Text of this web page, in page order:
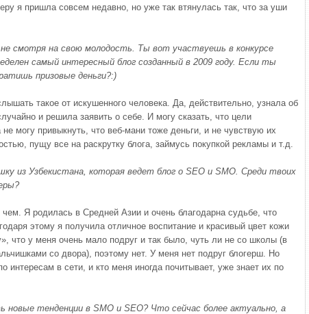
я пришла совсем недавно, но уже так втянулась так, что за уши
смотря на свою молодость. Ты вот участвуешь в конкурсе
самый интересный блог созданный в 2009 году. Если ты
призовые деньги?:)
такое от искушенного человека. Да, действительно, узнала об
и решила заявить о себе. И могу сказать, что цели
могу привыкнуть, что веб-мани тоже деньги, и не чувствую их
пущу все на раскрутку блога, займусь покупкой рекламы и т.д.
из Узбекистана, которая ведет блог о SEO и SMO. Среди твоих
Я родилась в Средней Азии и очень благодарна судьбе, что
этому я получила отличное воспитание и красивый цвет кожи
что у меня очень мало подруг и так было, чуть ли не со школы (в
со двора), поэтому нет. У меня нет подруг блогерш. Но
интересам в сети, и кто меня иногда почитывает, уже знает их по
тенденции в SMO и SEO? Что сейчас более актуально, а